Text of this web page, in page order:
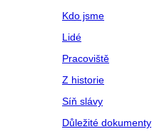
Kdo jsme
Lidé
Pracoviště
Z historie
Síň slávy
Důležité dokumenty